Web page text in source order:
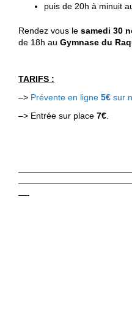
puis de 20h à minuit
Rendez vous le samedi 30
de 18h au Gymnase du
TARIFS :
–> Prévente en ligne 5€ sur
–> Entrée sur place 7€.
—-